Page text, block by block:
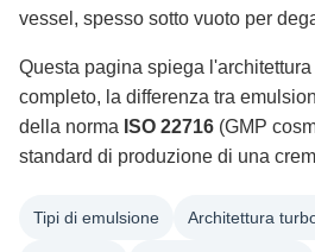
vessel, spesso sotto vuoto per
Questa pagina spiega l'architettura
completo, la differenza tra
della norma ISO 22716 (GMP
standard di produzione di una
Tipi di emulsione Architettura